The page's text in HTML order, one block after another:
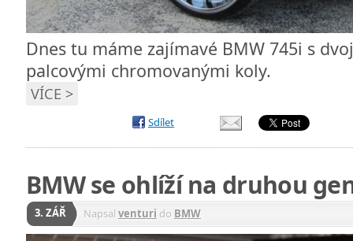
Dnes tu máme zajímavé BMW 745i s
palcovými chromovanými koly.
VÍCE >
Sdílet
BMW se ohlíží na druhou
3. ZÁŘ Napsal venturi do BMW